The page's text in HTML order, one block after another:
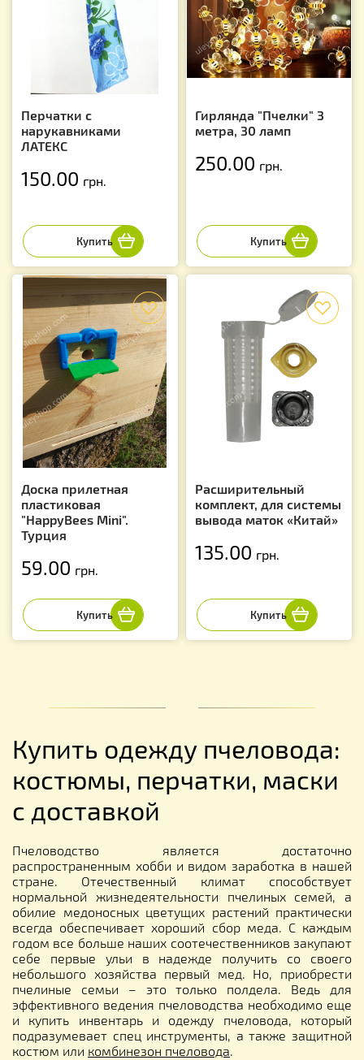
Перчатки с
нарукавниками
ЛАТЕКС
150.00 грн.
Гирлянда "Пчелки" 3
метра, 30 ламп
250.00 грн.
Доска прилетная
пластиковая
"HappyBees Mini".
Турция
59.00 грн.
Расширительный
комплект, для системы
вывода маток «Китай»
135.00 грн.
Купить одежду пчеловода:
костюмы, перчатки, маски
с доставкой
Пчеловодство является достаточно
распространенным хобби и видом заработка в нашей
стране. Отечественный климат способствует
нормальной жизнедеятельности пчелиных семей, а
обилие медоносных цветущих растений практически
всегда обеспечивает хороший сбор меда. С каждым
годом все больше наших соотечественников закупают
себе первые ульи в надежде получить со своего
небольшого хозяйства первый мед. Но, приобрести
пчелиные семьи – это только полдела. Ведь для
эффективного ведения пчеловодства необходимо еще
и купить инвентарь и одежду пчеловода, который
подразумевает спец инструменты, а также защитной
костюм или комбинезон пчеловода.